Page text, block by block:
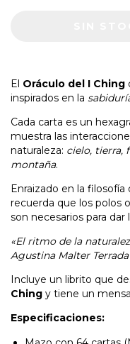
El Oráculo del I Ching
inspirados en la
Cada carta es un
muestra las
naturaleza: cielo, tierra,
montaña.
Enraizado en la filosofía
recuerda que los polos
son necesarios para
«El ritmo de la
Agustina Malter Terrada
Incluye un librito que
Ching y tiene un
Especificaciones: